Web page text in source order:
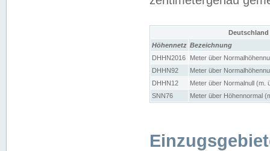
Höhennetz Bezeichnung
DHHN2016
Meter über
DHHN92
Meter über
DHHN12
Meter über Normalnull (m.
SNN76
Meter über Höhennormal